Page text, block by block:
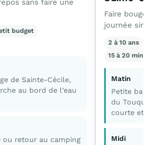
sans faire une
budget
de Sainte-Cécile,
au bord de l’eau
ou retour au camping
Faire bouger
journée
2 à 10 ans
15 à 20 min
Matin
Petite
du Touquet
courte et
Midi